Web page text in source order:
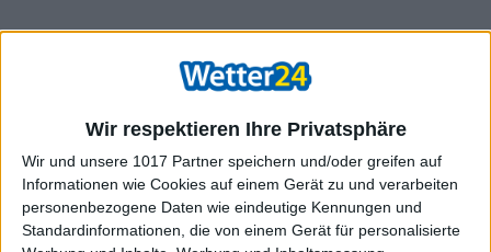
Wir respektieren Ihre Privatsphäre
Wir und unsere 1017 Partner speichern und/oder greifen auf
Informationen wie Cookies auf einem Gerät zu und verarbeiten
personenbezogene Daten wie eindeutige Kennungen und
Standardinformationen, die von einem Gerät für personalisierte